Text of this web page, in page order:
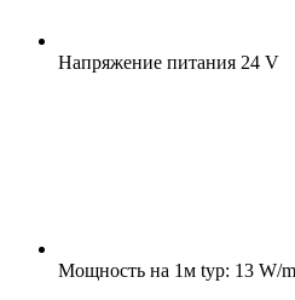
Напряжение питания 24 V
Мощность на 1м typ: 13 W/